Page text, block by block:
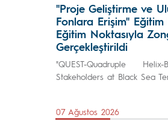
"Proje Geliştirme ve
Fonlara Erişim" Eğitim
Eğitim Noktasıyla
Gerçekleştirildi
"QUEST-Quadruple
Stakeholders at Black Sea
07 Ağustos 2026